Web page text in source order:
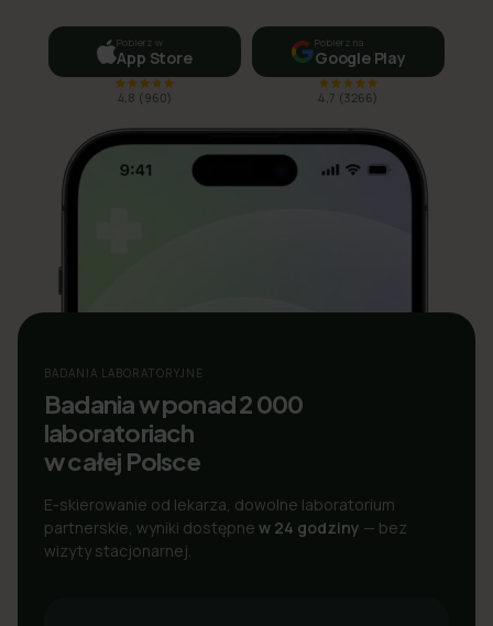
Pobierz w
App Store
4,8 ( 960)
Pobierz na
Google Play
4,7 (3266)
BADANIA LABORATORYJNE
Badania w ponad 2 000
laboratoriach
w całej Polsce
E-skierowanie od lekarza, dowolne laboratorium
partnerskie, wyniki dostępne w 24 godziny — bez
wizyty stacjonarnej.